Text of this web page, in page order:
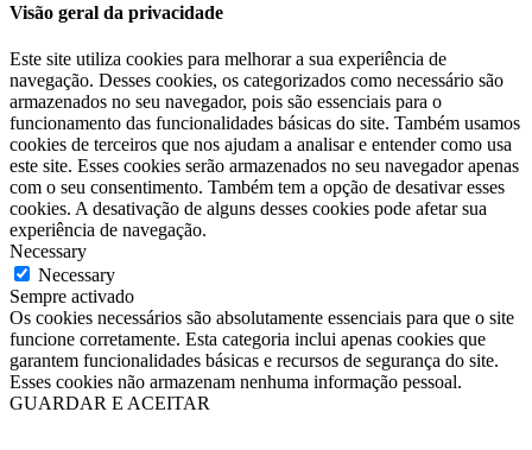
Visão geral da privacidade
Este site utiliza cookies para melhorar a sua experiência de
navegação. Desses cookies, os categorizados como necessário são
armazenados no seu navegador, pois são essenciais para o
funcionamento das funcionalidades básicas do site. Também usamos
cookies de terceiros que nos ajudam a analisar e entender como usa
este site. Esses cookies serão armazenados no seu navegador apenas
com o seu consentimento. Também tem a opção de desativar esses
cookies. A desativação de alguns desses cookies pode afetar sua
experiência de navegação.
Necessary
Necessary
Sempre activado
Os cookies necessários são absolutamente essenciais para que o site
funcione corretamente. Esta categoria inclui apenas cookies que
garantem funcionalidades básicas e recursos de segurança do site.
Esses cookies não armazenam nenhuma informação pessoal.
GUARDAR E ACEITAR